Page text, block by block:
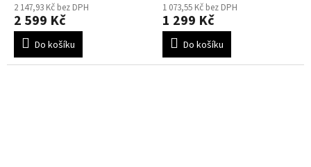
2 147,93 Kč bez DPH
2 599 Kč
Do košíku
1 073,55 Kč bez DPH
1 299 Kč
Do košíku